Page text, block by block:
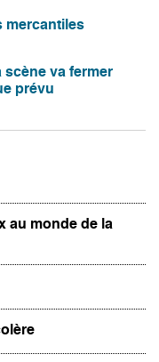
mercantiles
scène va fermer
prévu
au monde de la